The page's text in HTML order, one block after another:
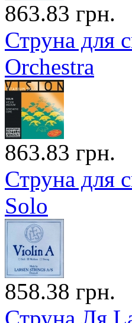
863.83 грн.
Струна для
Orchestra
863.83 грн.
Струна для
Solo
858.38 грн.